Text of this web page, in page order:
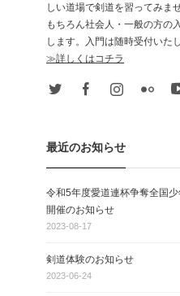
しい道場で剣道を習ってみま
もちろん社会人・一般の方の
します。入門は随時受付いた
≫詳しくはコチラ
Twitter FacebookInstagram
最近のお知らせ
令和5年度愛道連杯争奪全国
開催のお知らせ
2023-08-17
剣道体験のお知らせ
2023-06-24